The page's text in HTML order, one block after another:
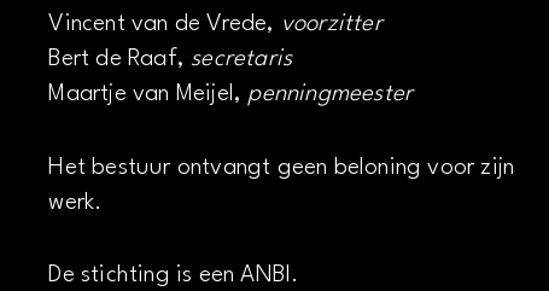
Vincent van de Vrede, voorzitter
Bert de Raaf, secretaris
Maartje van Meijel, penningmeester
Het bestuur ontvangt geen beloning voor zijn
werk.
De stichting is een ANBI.